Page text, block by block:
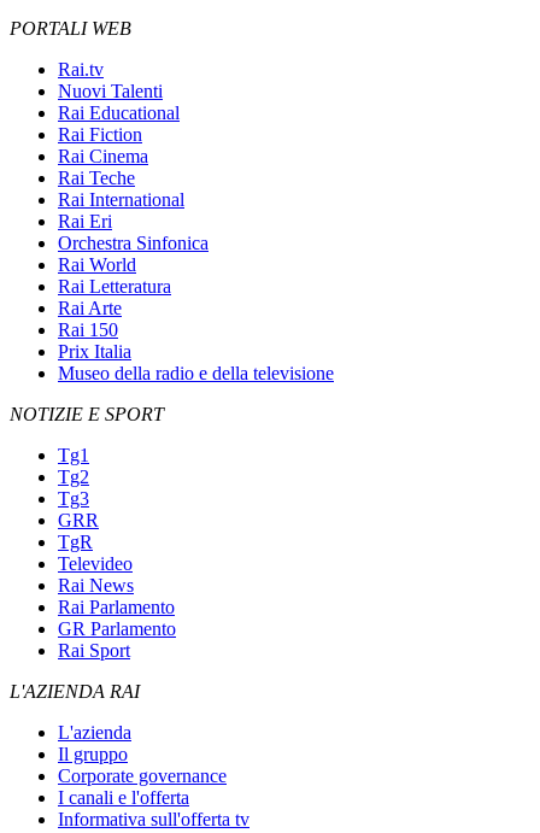
PORTALI WEB
Rai.tv
Nuovi Talenti
Rai Educational
Rai Fiction
Rai Cinema
Rai Teche
Rai International
Rai Eri
Orchestra Sinfonica
Rai World
Rai Letteratura
Rai Arte
Rai 150
Prix Italia
Museo della radio e della televisione
NOTIZIE E SPORT
Tg1
Tg2
Tg3
GRR
TgR
Televideo
Rai News
Rai Parlamento
GR Parlamento
Rai Sport
L'AZIENDA RAI
L'azienda
Il gruppo
Corporate governance
I canali e l'offerta
Informativa sull'offerta tv